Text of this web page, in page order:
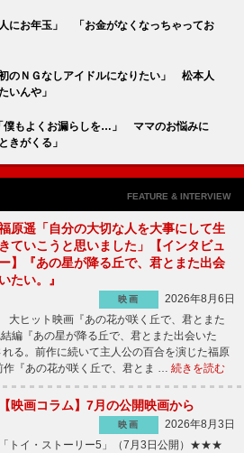
にお年玉」 「お金がなくなっちゃってお
のＮＧなしアイドルになりたい」 松本人
いんや」
僕もよくお漏らしを…」 ママのお悩みに
きがくる」
FEATURE & INTERVIEW
原遥「自分の大切な人を大事にして生
きていこうと思いました」【インタビュ
ー】『あの星が降る丘で、君とまた出会
いたい。』
映画
2026年8月6日
大ヒット映画『あの花が咲く丘で、君とまた
編『あの星が降る丘で、君とまた出会いた
る。前作に続いて主人公の百合を演じた福原
作『あの花が咲く丘で、君とま … 続きを読む
【映画コラム】7月の公開映画から
映画
2026年8月3日
「トイ・ストーリー5」（7月3日公開）★★★